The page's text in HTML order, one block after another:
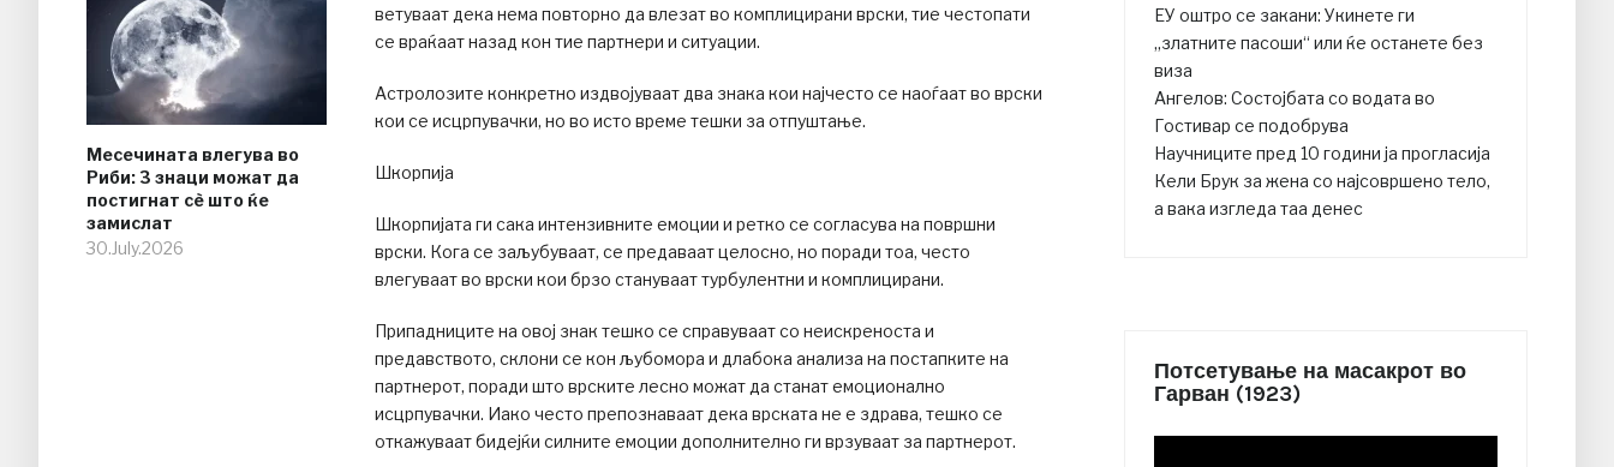
Месечината влегува во
Риби: 3 знаци можат да
постигнат сè што ќе
замислат
30.July.2026
ветуваат дека нема повторно да влезат во комплицирани врски, тие честопати
се враќаат назад кон тие партнери и ситуации.
Астролозите конкретно издвојуваат два знака кои најчесто се наоѓаат во врски
кои се исцрпувачки, но во исто време тешки за отпуштање.
Шкорпија
Шкорпијата ги сака интензивните емоции и ретко се согласува на површни
врски. Кога се заљубуваат, се предаваат целосно, но поради тоа, често
влегуваат во врски кои брзо стануваат турбулентни и комплицирани.
Припадниците на овој знак тешко се справуваат со неискреноста и
предавството, склони се кон љубомора и длабока анализа на постапките на
партнерот, поради што врските лесно можат да станат емоционално
исцрпувачки. Иако често препознаваат дека врската не е здрава, тешко се
откажуваат бидејќи силните емоции дополнително ги врзуваат за партнерот.
ЕУ оштро се закани: Укинете ги
„златните пасоши“ или ќе останете без
виза
Ангелов: Состојбата со водата во
Гостивар се подобрува
Научниците пред 10 години ја прогласија
Кели Брук за жена со најсовршено тело,
а вака изгледа таа денес
Потсетување на масакрот во
Гарван (1923)